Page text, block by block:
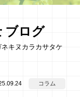
ブログ
ネキヌカラカサタケ
コラム